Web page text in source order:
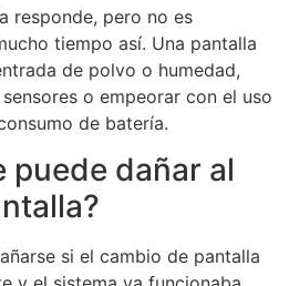
responde, pero no es
tiempo así. Una pantalla
de polvo o humedad,
o empeorar con el uso
de batería.
puede dañar al
si el cambio de pantalla